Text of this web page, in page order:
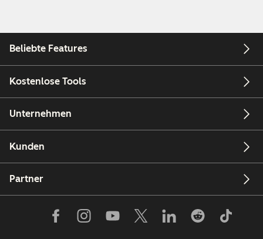
Beliebte Features
Kostenlose Tools
Unternehmen
Kunden
Partner